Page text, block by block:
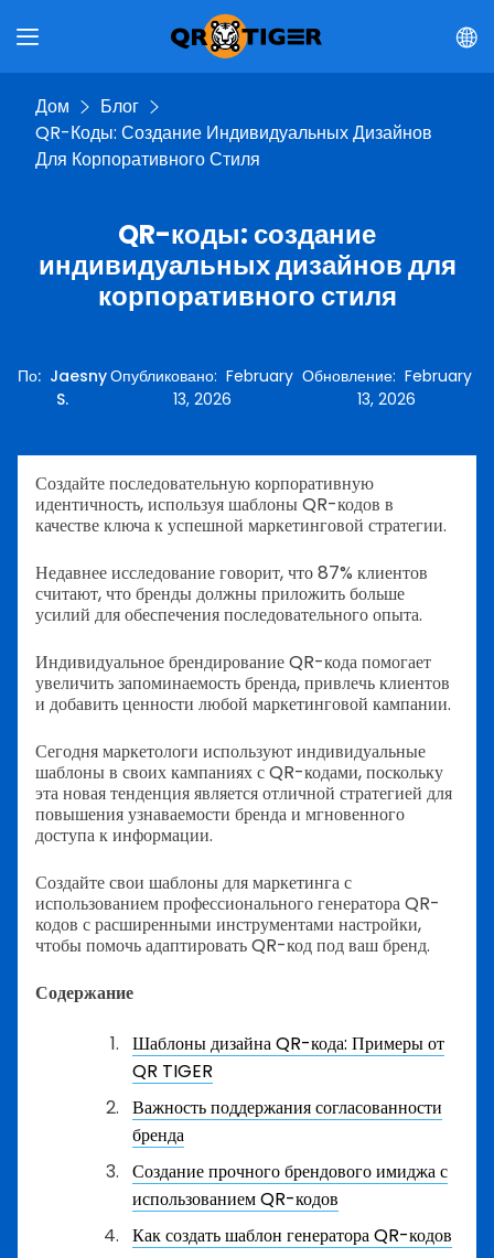
Дом
Блог
QR-Коды: Создание Индивидуальных Дизайнов
Для Корпоративного Стиля
QR-коды: создание
индивидуальных дизайнов для
корпоративного стиля
По: Jaesny
S.
Опубликовано:February
13, 2026
Обновление: February
13, 2026
Создайте последовательную корпоративную
идентичность, используя шаблоны QR-кодов в
качестве ключа к успешной маркетинговой стратегии.
Недавнее исследование говорит, что 87% клиентов
считают, что бренды должны приложить больше
усилий для обеспечения последовательного опыта.
Индивидуальное брендирование QR-кода помогает
увеличить запоминаемость бренда, привлечь клиентов
и добавить ценности любой маркетинговой кампании.
Сегодня маркетологи используют индивидуальные
шаблоны в своих кампаниях с QR-кодами, поскольку
эта новая тенденция является отличной стратегией для
повышения узнаваемости бренда и мгновенного
доступа к информации.
Создайте свои шаблоны для маркетинга с
использованием профессионального генератора QR-
кодов с расширенными инструментами настройки,
чтобы помочь адаптировать QR-код под ваш бренд.
Содержание
Шаблоны дизайна QR-кода: Примеры от
QR TIGER
Важность поддержания согласованности
бренда
Создание прочного брендового имиджа с
использованием QR-кодов
Как создать шаблон генератора QR-кодов